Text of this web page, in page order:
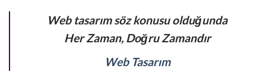
Web tasarım söz konusu olduğunda
Her Zaman, Doğru Zamandır
Web Tasarım